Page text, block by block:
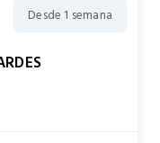
Desde 1 semana